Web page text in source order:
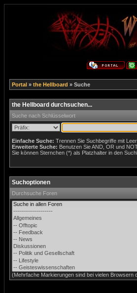
Portal » the Hellboard » Suche
the Hellboard durchsuchen...
Suche nach Schlüsselwort
Einfache Suche: Trennen Sie Suchbegriffe mit
Erweiterte Suche: Benutzen Sie AND, OR und
Sie können Sternchen (*) als Platzhalter in den
Suchoptionen
Durchsuche Foren
(Mehrfache Markierungen sind bei vielen